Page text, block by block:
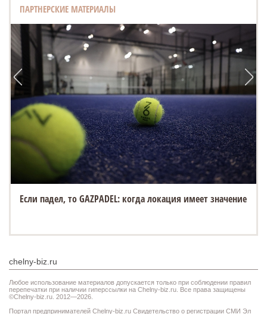
ПАРТНЕРСКИЕ МАТЕРИАЛЫ
Если падел, то GAZPADEL: когда локация имеет значение
chelny-biz.ru
Любое использование материалов допускается только при соблюдении правил
перепечатки при наличии гиперссылки на Chelny-biz.ru. Все права защищены
©Chelny-biz.ru. 2012—2026.
Портал предпринимателей Chelny-biz.ru Свидетельство о регистрации СМИ Эл